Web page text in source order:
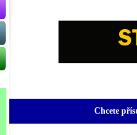
Chcete